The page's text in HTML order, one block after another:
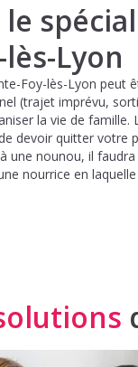
Lyon
Foy-lès-Lyon peut
(trajet imprévu,
la vie de
devoir quitter votre
une nounou, il
nourrice en